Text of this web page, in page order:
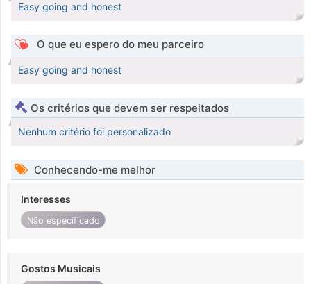
Easy going and honest
O que eu espero do meu parceiro
Easy going and honest
Os critérios que devem ser respeitados
Nenhum critério foi personalizado
Conhecendo-me melhor
Interesses
Não especificado
Gostos Musicais